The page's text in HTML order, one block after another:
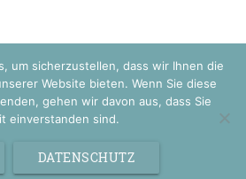
um sicherzustellen, dass wir Ihnen die
Website bieten. Wenn Sie diese
gehen wir davon aus, dass Sie
einverstanden sind.
DATENSCHUTZ